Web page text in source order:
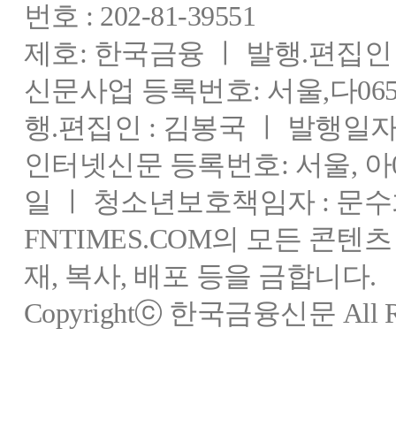
번호 : 202-81-39551
제호: 한국금융 ㅣ 발행.편집
신문사업 등록번호: 서울,다
행.편집인 : 김봉국 ㅣ 발행일
인터넷신문 등록번호: 서울,
일 ㅣ 청소년보호책임자 : 문
FNTIMES.COM의 모든 콘텐
재, 복사, 배포 등을 금합니다.
Copyrightⓒ 한국금융신문 All